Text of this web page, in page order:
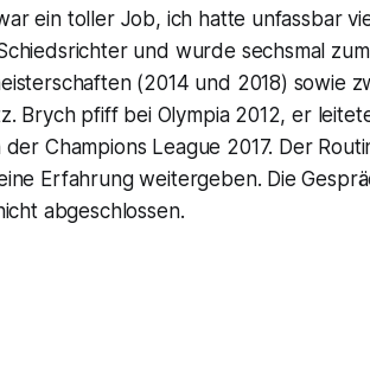
ein toller Job, ich hatte unfassbar
und wurde sechsmal
(2014 und 2018) sowie
Brych pfiff bei Olympia 2012, er
Champions League 2017. Der
Erfahrung weitergeben. Die
abgeschlossen.